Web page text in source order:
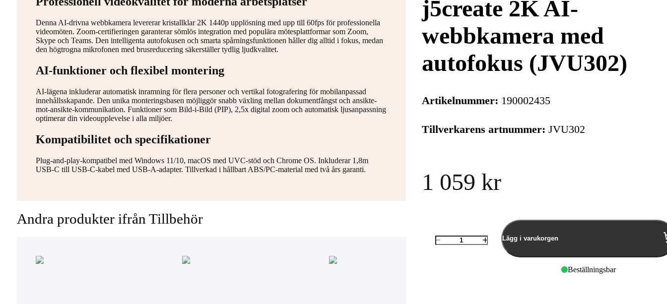
Denna AI-drivna webbkamera levererar kristallklar 2K 1440p upplösning med upp till 60fps för professionella
videomöten. Zoom-certifieringen garanterar sömlös integration med populära mötesplattformar som Zoom,
Skype och Teams. Den intelligenta autofokusen och smarta spårningsfunktionen håller dig alltid i fokus, medan
den högtrogna mikrofonen med brusreducering säkerställer tydlig ljudkvalitet.
AI-funktioner och flexibel montering
AI-lägena inkluderar automatisk inramning för flera personer och vertikal fotografering för mobilanpassad
innehållsskapande. Den unika monteringsbasen möjliggör snabb växling mellan dokumentfångst och ansikte-
mot-ansikte-kommunikation. Funktioner som Bild-i-Bild (PIP), 2,5x digital zoom och automatisk ljusanpassning
optimerar din videoupplevelse i alla miljöer.
Kompatibilitet och specifikationer
Plug-and-play-kompatibel med Windows 11/10, macOS med UVC-stöd och Chrome OS. Inkluderar 1,8m
USB-C till USB-C-kabel med USB-A-adapter. Tillverkad i hållbart ABS/PC-material med två års garanti.
Andra produkter ifrån Tillbehör
j5create 2K AI-
webbkamera med
autofokus (JVU302)
Artikelnummer: 190002435
Tillverkarens artnummer: JVU302
1 059 kr
Antal
Lägg i varukorgen
Beställningsbar